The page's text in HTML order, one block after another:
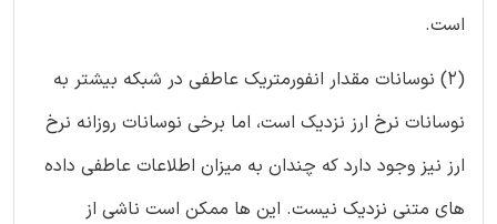
است.
(2) نوسانات مقدار انفورمتریک عاطفی در شبکه بیشتر به
نوسانات نرخ ارز نزدیک است، اما برخی نوسانات روزانه نرخ
ارز نیز وجود دارد که چندان به میزان اطلاعات عاطفی داده
های متنی نزدیک نیست. این ها ممکن است ناشی از